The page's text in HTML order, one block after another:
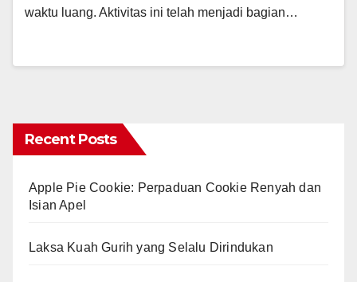
waktu luang. Aktivitas ini telah menjadi bagian…
Recent Posts
Apple Pie Cookie: Perpaduan Cookie Renyah dan
Isian Apel
Laksa Kuah Gurih yang Selalu Dirindukan